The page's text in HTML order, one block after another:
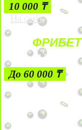
10 000 ₸
На сайт
ФРИБЕТ
ЗА ДЕПОЗИТЫ
До 60 000 ₸